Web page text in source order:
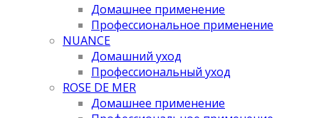
Домашнее применение
Профессиональное применение
NUANCE
Домашний уход
Профессиональный уход
ROSE DE MER
Домашнее применение